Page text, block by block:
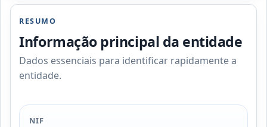
RESUMO
Informação principal da entidade
Dados essenciais para identificar rapidamente a
entidade.
NIF